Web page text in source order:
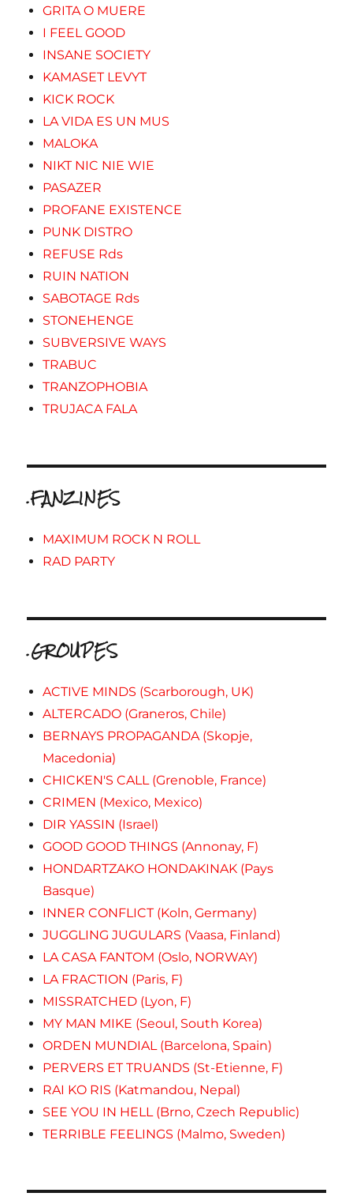
GRITA O MUERE
I FEEL GOOD
INSANE SOCIETY
KAMASET LEVYT
KICK ROCK
LA VIDA ES UN MUS
MALOKA
NIKT NIC NIE WIE
PASAZER
PROFANE EXISTENCE
PUNK DISTRO
REFUSE Rds
RUIN NATION
SABOTAGE Rds
STONEHENGE
SUBVERSIVE WAYS
TRABUC
TRANZOPHOBIA
TRUJACA FALA
.FANZINES
MAXIMUM ROCK N ROLL
RAD PARTY
.GROUPES
ACTIVE MINDS (Scarborough, UK)
ALTERCADO (Graneros, Chile)
BERNAYS PROPAGANDA (Skopje,
Macedonia)
CHICKEN'S CALL (Grenoble, France)
CRIMEN (Mexico, Mexico)
DIR YASSIN (Israel)
GOOD GOOD THINGS (Annonay, F)
HONDARTZAKO HONDAKINAK (Pays
Basque)
INNER CONFLICT (Koln, Germany)
JUGGLING JUGULARS (Vaasa, Finland)
LA CASA FANTOM (Oslo, NORWAY)
LA FRACTION (Paris, F)
MISSRATCHED (Lyon, F)
MY MAN MIKE (Seoul, South Korea)
ORDEN MUNDIAL (Barcelona, Spain)
PERVERS ET TRUANDS (St-Etienne, F)
RAI KO RIS (Katmandou, Nepal)
SEE YOU IN HELL (Brno, Czech Republic)
TERRIBLE FEELINGS (Malmo, Sweden)